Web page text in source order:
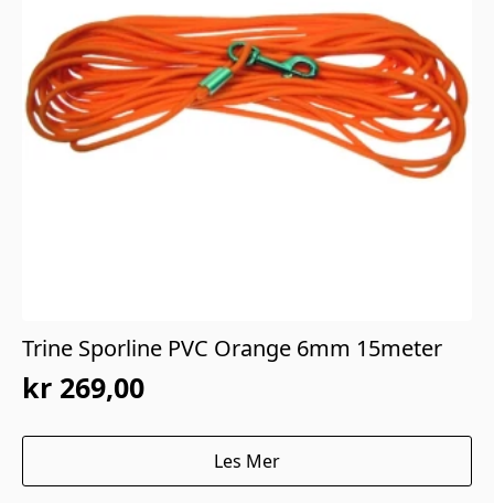
Trine Sporline PVC Orange 6mm 15meter
kr 269,00
Les Mer